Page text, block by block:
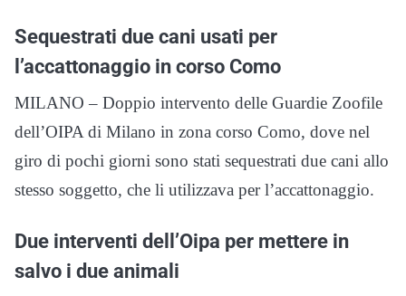
Sequestrati due cani usati per
l’accattonaggio in corso Como
MILANO – Doppio intervento delle Guardie Zoofile
dell’OIPA di Milano in zona corso Como, dove nel
giro di pochi giorni sono stati sequestrati due cani allo
stesso soggetto, che li utilizzava per l’accattonaggio.
Due interventi dell’Oipa per mettere in
salvo i due animali